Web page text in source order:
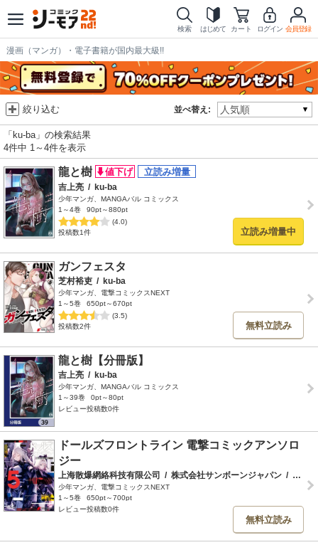
検索 はじめて カート ログイン 会員登録
漫画（マンガ）・電子書籍が国内最大級!!
並べ替え:
絞り込む
「ku-ba」の検索結果
4件中 1～4件を表示
龍と樹
吉上亮 / ku-ba
少年マンガ、MANGAバル コミックス
1～4巻
90pt～880pt
(4.0)
投稿数1件
立読み増量中
ガンフェスタ
芝村裕吏 / ku-ba
少年マンガ、電撃コミックスNEXT
1～5巻
650pt～670pt
(3.5)
投稿数2件
無料立読み
龍と樹【分冊版】
吉上亮 / ku-ba
少年マンガ、MANGAバル コミックス
1～39巻
0pt～80pt
レビュー投稿数0件
ドールズフロントライン 電撃コミックアンソロ
ジー
上海散爆網絡科技有限公司 / 株式会社サンボーンジャパン /
少年マンガ、電撃コミックスNEXT
1～5巻
650pt～700pt
レビュー投稿数0件
無料立読み